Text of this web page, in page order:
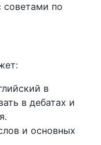
советами по
в
в дебатах и
и основных